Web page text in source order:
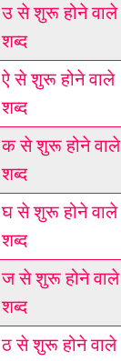
उ से शुरू होने वाले
शब्द
ऐ से शुरू होने वाले
शब्द
क से शुरू होने वाले
शब्द
घ से शुरू होने वाले
शब्द
ज से शुरू होने वाले
शब्द
ठ से शुरू होने वाले